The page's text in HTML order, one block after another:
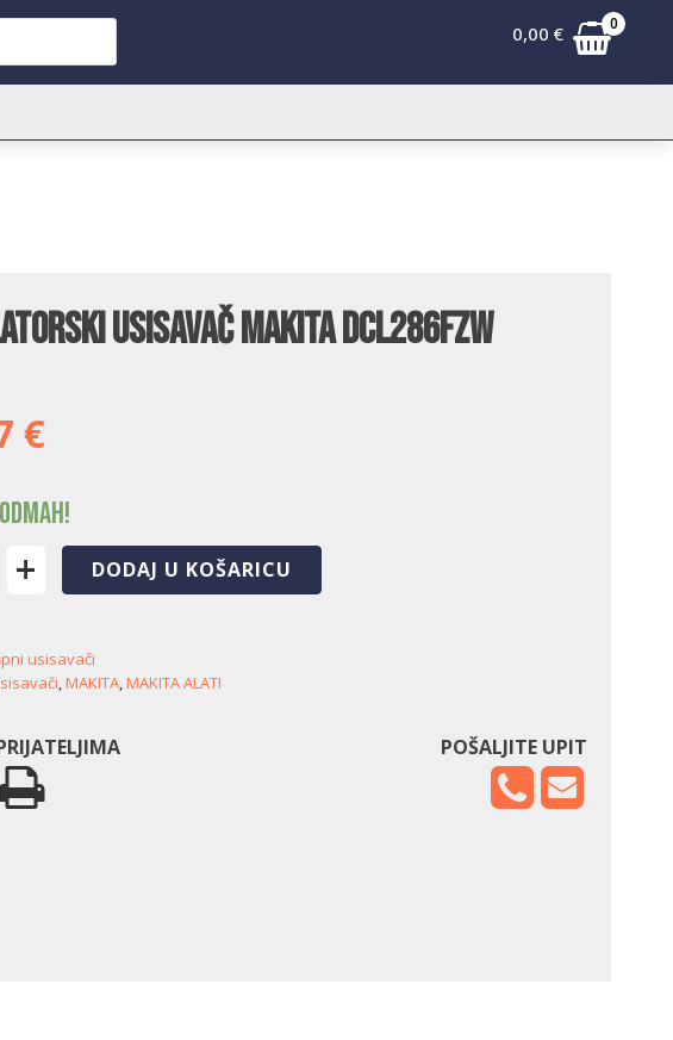
0,00 € 0
usisavač Makita DCL286FZW
€
+ DODAJ U KOŠARICU
usisavači
,MAKITA,MAKITA ALATI
POŠALJITE UPIT